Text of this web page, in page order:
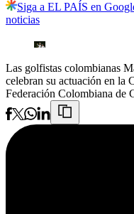
Siga a EL PAÍS en
noticias
Las golfistas colombianas
celebran su actuación en la
Federación Colombiana de